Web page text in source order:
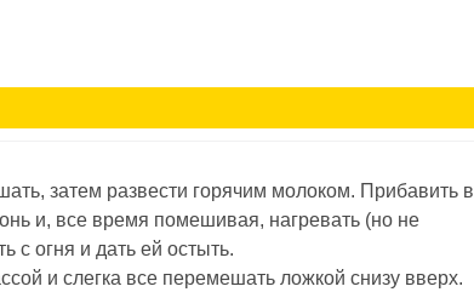
затем развести горячим молоком. Прибавить в
и, все время помешивая, нагревать (но не
с огня и дать ей остыть.
и слегка все перемешать ложкой снизу вверх.